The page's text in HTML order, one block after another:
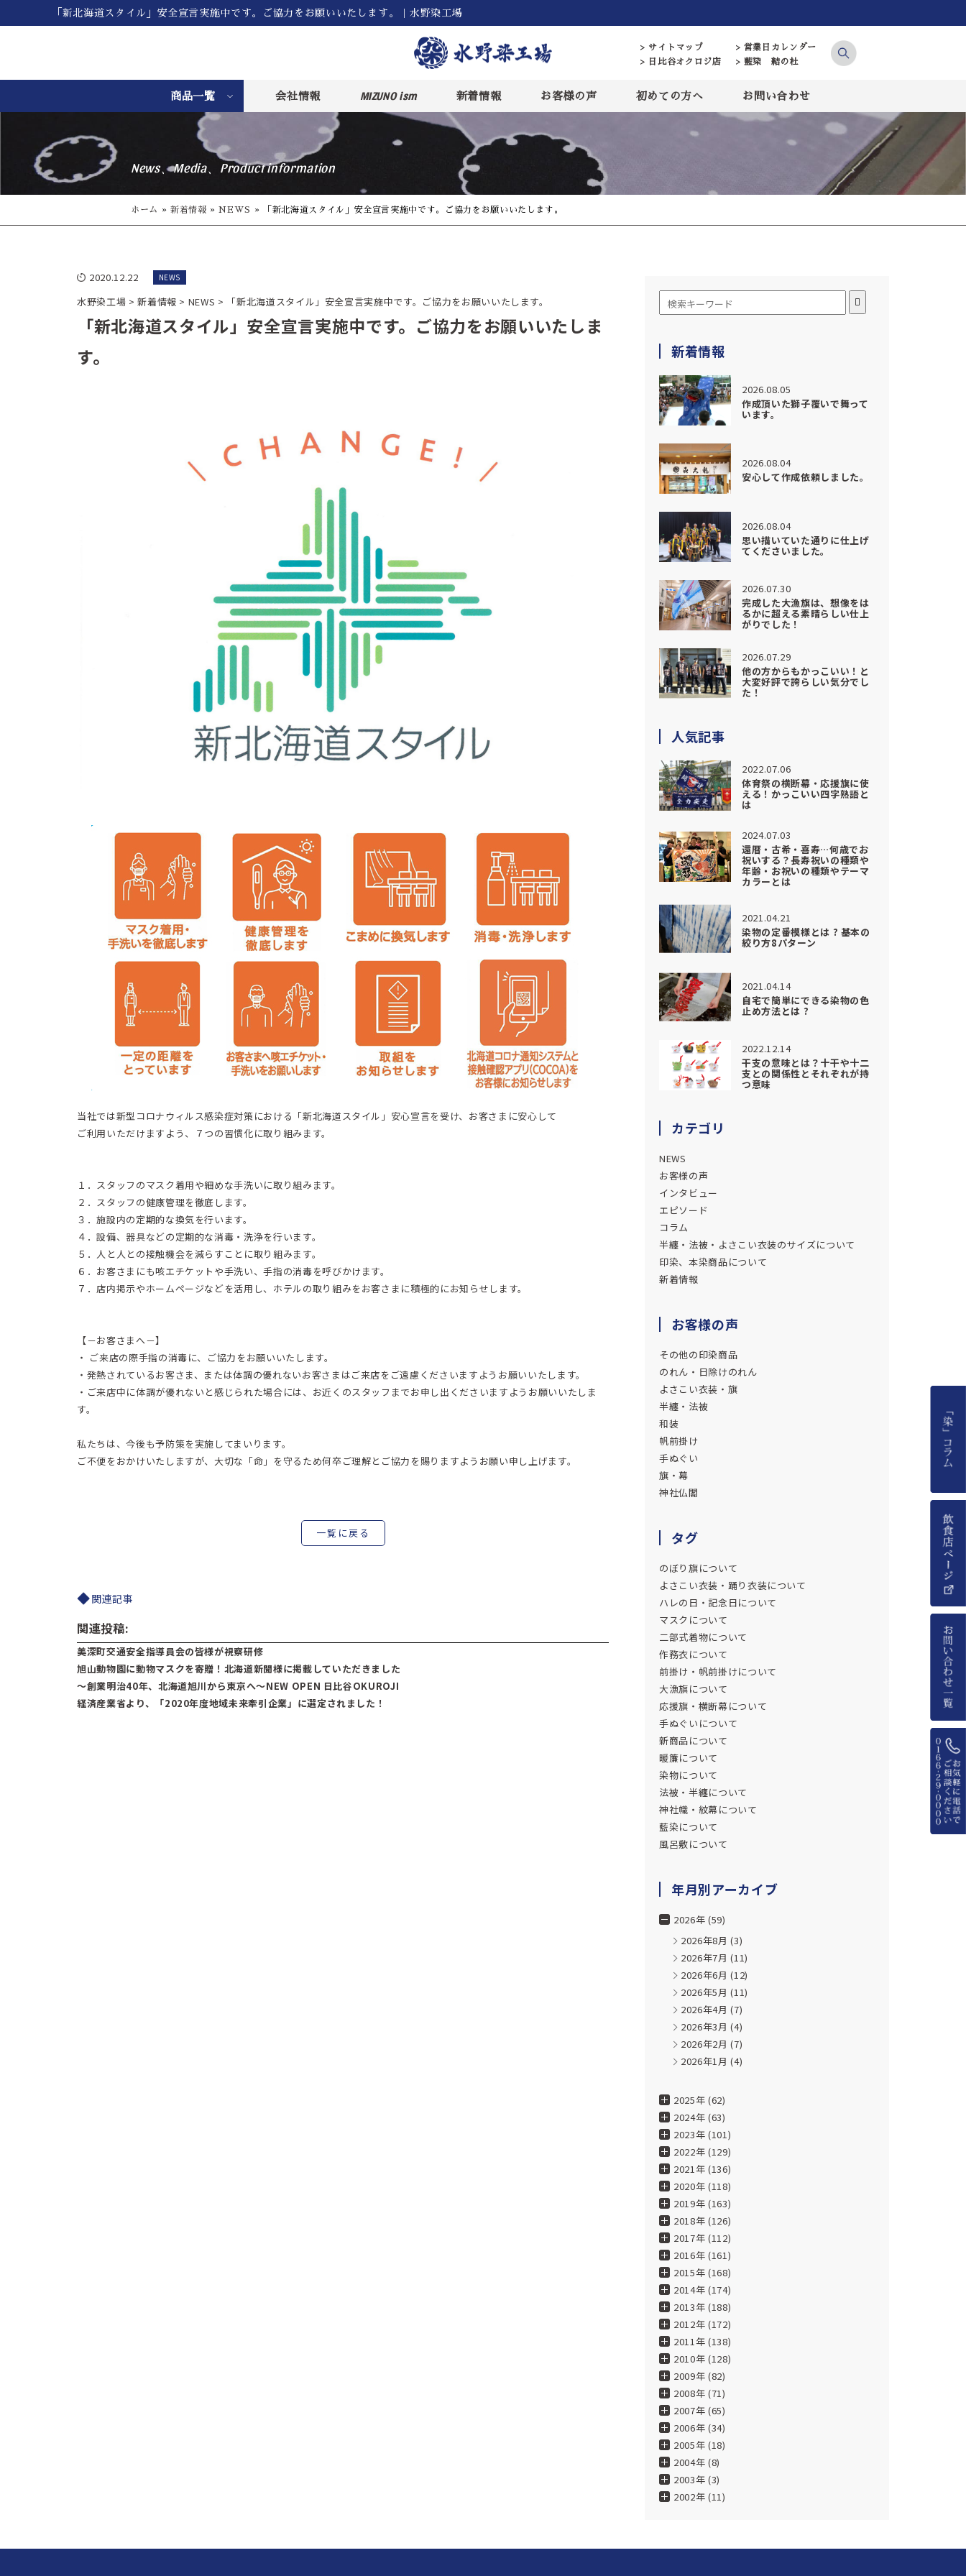
「新北海道スタイル」安全宣言実施中です。ご協力をお願いいたします。｜水野染工場
> サイトマップ
> 営業日カレンダー
> 日比谷オクロジ店
> 藍染 結の杜
商品一覧 会社情報 MIZUNO ism 新着情報 お客様の声 初めての方へ お問い合わせ
News、Media、Product information
ホーム » 新着情報 »NEWS » 「新北海道スタイル」安全宣言実施中です。ご協力をお願いいたします。
2020.12.22 NEWS
水野染工場 >新着情報 > NEWS > 「新北海道スタイル」安全宣言実施中です。ご協力をお願いいたします。
「新北海道スタイル」安全宣言実施中です。ご協力をお願いいたしま
す。
当社では新型コロナウィルス感染症対策における「新北海道スタイル」安心宣言を受け、お客さまに安心して
ご利用いただけますよう、７つの習慣化に取り組みます。
１．スタッフのマスク着用や細めな手洗いに取り組みます。
２．スタッフの健康管理を徹底します。
３．施設内の定期的な換気を行います。
４．設備、器具などの定期的な消毒・洗浄を行います。
５．人と人との接触機会を減らすことに取り組みます。
６．お客さまにも咳エチケットや手洗い、手指の消毒を呼びかけます。
７．店内掲示やホームページなどを活用し、ホテルの取り組みをお客さまに積極的にお知らせします。
【－お客さまへ－】
・ ご来店の際手指の消毒に、ご協力をお願いいたします。
・発熱されているお客さま、または体調の優れないお客さまはご来店をご遠慮くださいますようお願いいたします。
・ご来店中に体調が優れないと感じられた場合には、お近くのスタッフまでお申し出くださいますようお願いいたしま
す。
私たちは、今後も予防策を実施してまいります。
ご不便をおかけいたしますが、大切な「命」を守るため何卒ご理解とご協力を賜りますようお願い申し上げます。
一覧に戻る
関連記事
関連投稿:
美深町交通安全指導員会の皆様が視察研修
旭山動物園に動物マスクを寄贈！北海道新聞様に掲載していただきました
～創業明治40年、北海道旭川から東京へ～NEW OPEN 日比谷OKUROJI
経済産業省より、「2020年度地域未来牽引企業」に選定されました！
新着情報
2026.08.05
作成頂いた獅子覆いで舞って
います。
2026.08.04
安心して作成依頼しました。
2026.08.04
思い描いていた通りに仕上げ
てくださいました。
2026.07.30
完成した大漁旗は、想像をは
るかに超える素晴らしい仕上
がりでした！
2026.07.29
他の方からもかっこいい！と
大変好評で誇らしい気分でし
た！
人気記事
2022.07.06
体育祭の横断幕・応援旗に使
える！かっこいい四字熟語と
は
2024.07.03
還暦・古希・喜寿…何歳でお
祝いする？長寿祝いの種類や
年齢・お祝いの種類やテーマ
カラーとは
2021.04.21
染物の定番模様とは ? 基本の
絞り方8パターン
2021.04.14
自宅で簡単にできる染物の色
止め方法とは ?
2022.12.14
干支の意味とは？十干や十二
支との関係性とそれぞれが持
つ意味
カテゴリ
NEWS
お客様の声
インタビュー
エピソード
コラム
半纏・法被・よさこい衣装のサイズについて
印染、本染商品について
新着情報
お客様の声
その他の印染商品
のれん・日除けのれん
よさこい衣装・旗
半纏・法被
和装
帆前掛け
手ぬぐい
旗・幕
神社仏閣
タグ
のぼり旗について
よさこい衣装・踊り衣装について
ハレの日・記念日について
マスクについて
二部式着物について
作務衣について
前掛け・帆前掛けについて
大漁旗について
応援旗・横断幕について
手ぬぐいについて
新商品について
暖簾について
染物について
法被・半纏について
神社幟・紋幕について
藍染について
風呂敷について
年月別アーカイブ
2026年 (59)
2026年8月 (3)
2026年7月 (11)
2026年6月 (12)
2026年5月 (11)
2026年4月 (7)
2026年3月 (4)
2026年2月 (7)
2026年1月 (4)
2025年 (62)
2024年 (63)
2023年 (101)
2022年 (129)
2021年 (136)
2020年 (118)
2019年 (163)
2018年 (126)
2017年 (112)
2016年 (161)
2015年 (168)
2014年 (174)
2013年 (188)
2012年 (172)
2011年 (138)
2010年 (128)
2009年 (82)
2008年 (71)
2007年 (65)
2006年 (34)
2005年 (18)
2004年 (8)
2003年 (3)
2002年 (11)